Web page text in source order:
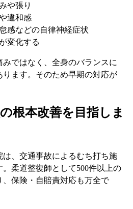
や張り
違和感
感などの自律神経症状
変化する
ではなく、全身のバランスに
ます。そのため早期の対応が
根本改善を目指しま
、交通事故によるむち打ち施
柔道整復師として500件以上の
保険・自賠責対応も万全で